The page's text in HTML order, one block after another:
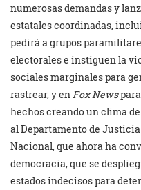
numerosas demandas y
estatales coordinadas,
pedirá a grupos
electorales e instiguen la
sociales marginales para
rastrear, y enFox News
hechos creando un clima
al Departamento de
Nacional, que ahora ha
democracia, que se
estados indecisos para